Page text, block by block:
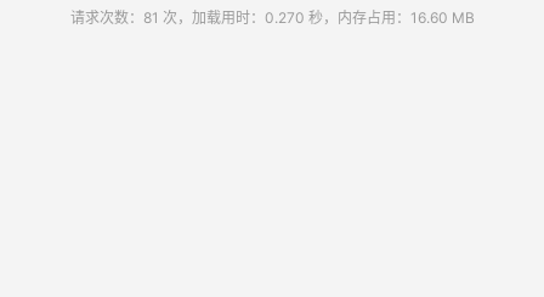
请求次数：81 次，加载用时：0.270 秒，内存占用：16.60 MB